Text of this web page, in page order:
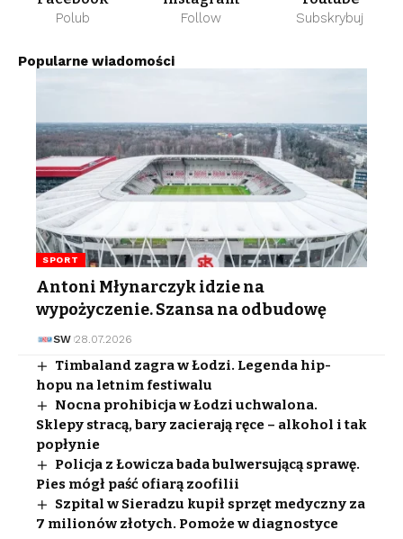
Polub Follow Subskrybuj
Popularne wiadomości
SPORT
Antoni Młynarczyk idzie na
wypożyczenie. Szansa na odbudowę
SW 28.07.2026
Timbaland zagra w Łodzi. Legenda hip-
hopu na letnim festiwalu
Nocna prohibicja w Łodzi uchwalona.
Sklepy stracą, bary zacierają ręce – alkohol i tak
popłynie
Policja z Łowicza bada bulwersującą sprawę.
Pies mógł paść ofiarą zoofilii
Szpital w Sieradzu kupił sprzęt medyczny za
7 milionów złotych. Pomoże w diagnostyce